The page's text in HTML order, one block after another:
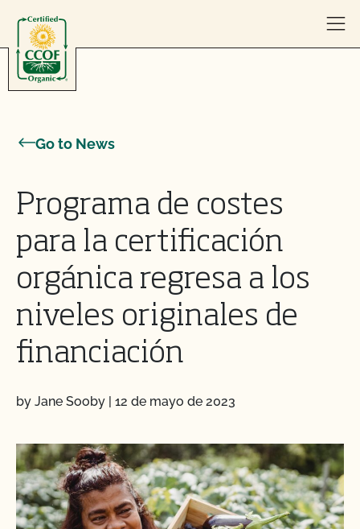
Go to News
Programa de costes
para la certificación
orgánica regresa a los
niveles originales de
financiación
by Jane Sooby | 12 de mayo de 2023